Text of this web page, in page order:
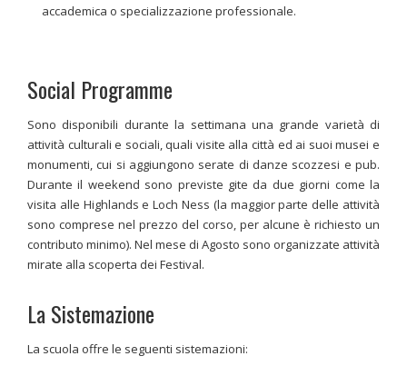
accademica o specializzazione professionale.
Social Programme
Sono disponibili durante la settimana una grande varietà di
attività culturali e sociali, quali visite alla città ed ai suoi musei e
monumenti, cui si aggiungono serate di danze scozzesi e pub.
Durante il weekend sono previste gite da due giorni come la
visita alle Highlands e Loch Ness (la maggior parte delle attività
sono comprese nel prezzo del corso, per alcune è richiesto un
contributo minimo). Nel mese di Agosto sono organizzate attività
mirate alla scoperta dei Festival.
La Sistemazione
La scuola offre le seguenti sistemazioni: